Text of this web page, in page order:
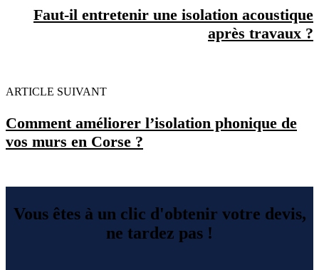
Faut-il entretenir une isolation acoustique
après travaux ?
ARTICLE SUIVANT
Comment améliorer l’isolation phonique de
vos murs en Corse ?
Vous êtes à un clic d'obtenir votre devis,
ne tardez pas !